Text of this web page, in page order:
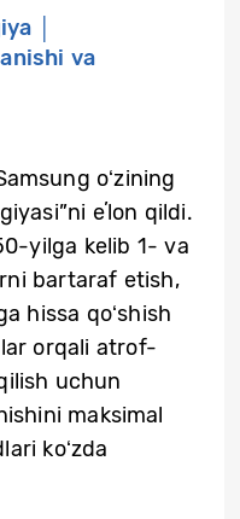
│
va
oʻzining
eʼlon qildi.
yilga kelib 1- va
bartaraf etish,
hissa qoʻshish
orqali atrof-
uchun
maksimal
koʻzda